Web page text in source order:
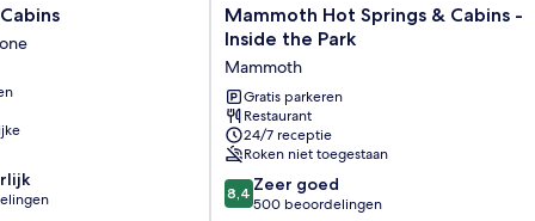
Mammoth
Hot
&
Cabins
-
Inside
the
Park
Mammoth
Mammoth Hot Springs & Cabins -
Inside the Park
Mammoth
Gratis parkeren
Restaurant
24/7 receptie
Roken niet toegestaan
8.4
van
8,4 Zeer goed
500 beoordelingen